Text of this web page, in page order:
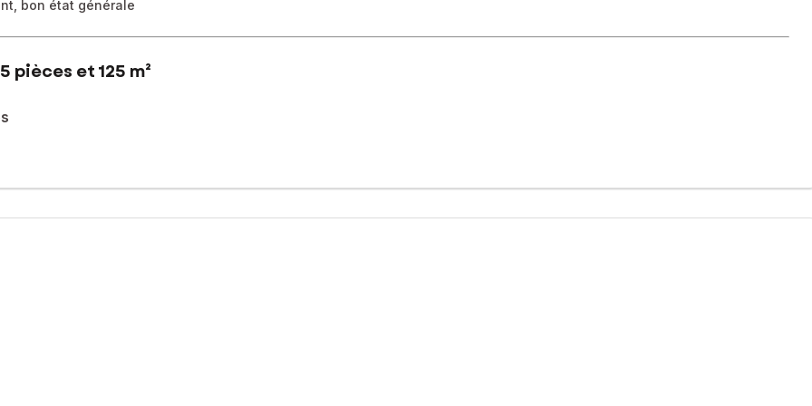
bon état générale
et 125 m²
privilégié au cœur d'un quartier prisé sa proximité avec les commerces et les écoles. Idéalement desservie par les transports
pour des moments de détente en plein air.
sont disponibles sur le site Géorisques : www.georisques.gouv.fr